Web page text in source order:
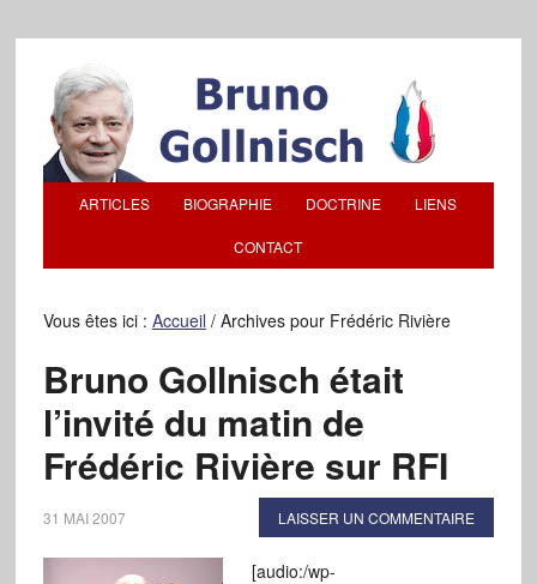
ARTICLES BIOGRAPHIE DOCTRINE LIENS
CONTACT
Vous êtes ici : Accueil /Archives pour Frédéric Rivière
Bruno Gollnisch était
l’invité du matin de
Frédéric Rivière sur RFI
31 MAI 2007 LAISSER UN COMMENTAIRE
[audio:/wp-